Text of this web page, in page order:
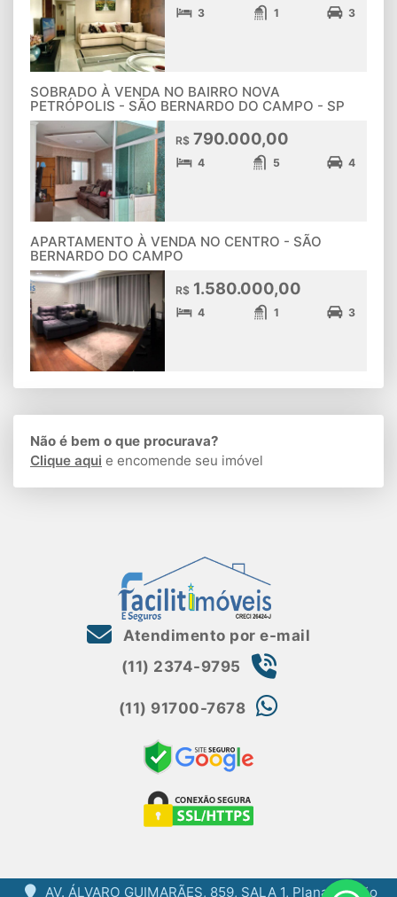
3 1 3
SOBRADO À VENDA NO BAIRRO NOVA
PETRÓPOLIS - SÃO BERNARDO DO CAMPO - SP
R$ 790.000,00
4 5 4
APARTAMENTO À VENDA NO CENTRO - SÃO
BERNARDO DO CAMPO
R$ 1.580.000,00
4 1 3
Não é bem o que procurava?
Clique aqui e encomende seu imóvel
Atendimento por e-mail
(11) 2374-9795
(11) 91700-7678
AV. ÁLVARO GUIMARÃES, 859, SALA 1, Planalto, São